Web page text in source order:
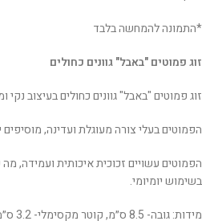
*התמונה להמחשה בלבד
זוג פמוטים "באבל" גוונים כחולים
זוג פמוטים "באבל" גוונים כחולים בעיצוב נקי
הפמוטים בעלי צורה מעוגלת ועדינה, מוסיפים
הפמוטים עשויים זכוכית איכותית ועמידה,
בשימוש יומיומי.
מידות: גובה- 8.5 ס״מ, קוטר מקסימלי- 3.2 ס״מ